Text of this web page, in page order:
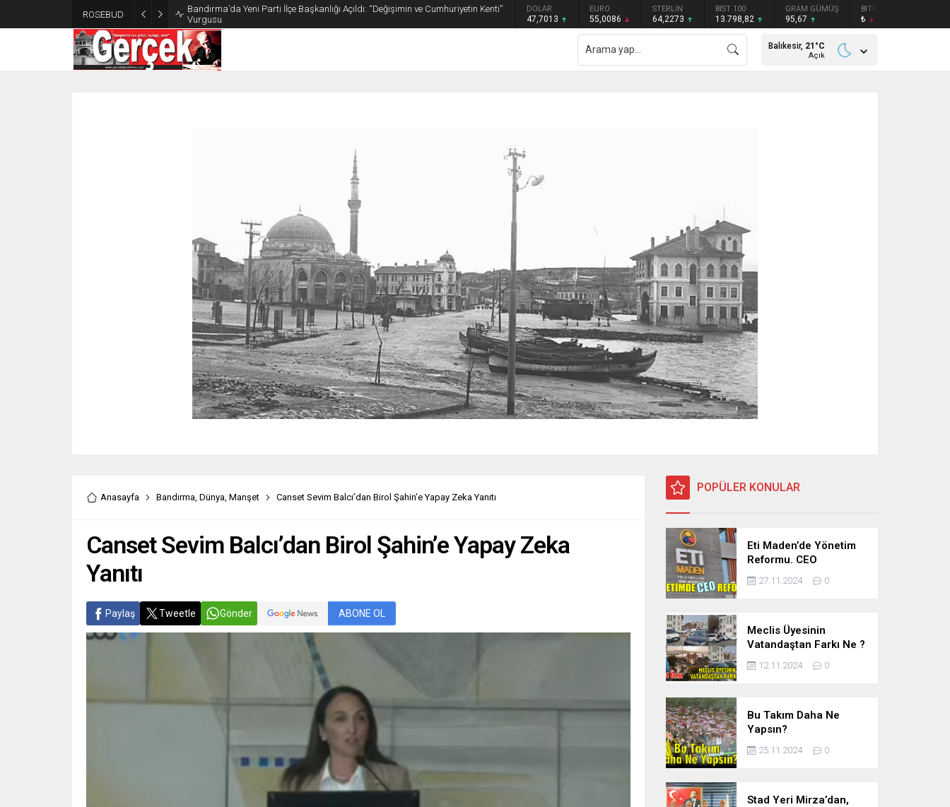
ROSEBUD
Bandırma’da Yeni Parti İlçe Başkanlığı Açıldı: “Değişimin ve Cumhuriyetin Kenti”
Vurgusu
GRAM ALTIN DOLAR
47,7013
EURO
55,0086
STERLİN
64,2273
BIST 100
13.798,82
GRAM GÜMÜŞ
95,67
BITCOIN
₺
Balıkesir, 21 °C
Açık
Anasayfa Bandırma, Dünya, Manşet Canset Sevim Balcı’dan Birol Şahin’e Yapay Zeka Yanıtı
Canset Sevim Balcı’dan Birol Şahin’e Yapay Zeka
Yanıtı
Paylaş Tweetle Gönder ABONE OL
POPÜLER KONULAR
Eti Maden’de Yönetim
Reformu. CEO
Modeli’nde Kadro /
Taşeron İşçilik Ayrımı
27.11.2024 0
Meclis Üyesinin
Vatandaştan Farkı Ne ?
12.11.2024 0
Bu Takım Daha Ne
Yapsın?
25.11.2024 0
Stad Yeri Mirza’dan,